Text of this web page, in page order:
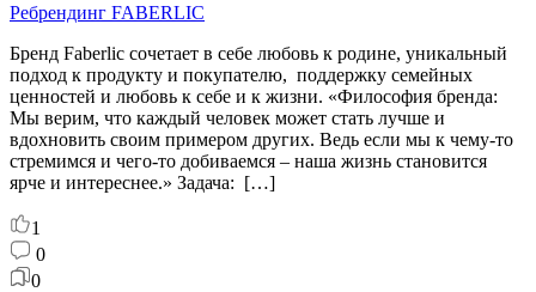
Ребрендинг FABERLIC
Бренд Faberlic сочетает в себе любовь к родине, уникальный
подход к продукту и покупателю, поддержку семейных
ценностей и любовь к себе и к жизни. «Философия бренда:
Мы верим, что каждый человек может стать лучше и
вдохновить своим примером других. Ведь если мы к чему-то
стремимся и чего-то добиваемся – наша жизнь становится
ярче и интереснее.» Задача: […]
1
0
0